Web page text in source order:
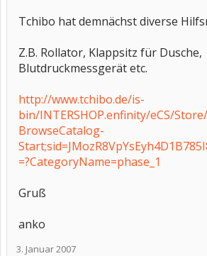
Tchibo hat demnächst diverse
Z.B. Rollator, Klappsitz für Dusche,
Blutdruckmessgerät etc.
http://www.tchibo.de/is-
bin/INTERSHOP.enfinity/eCS/
BrowseCatalog-
=?CategoryName=phase_1
Gruß
anko
3. Januar 2007